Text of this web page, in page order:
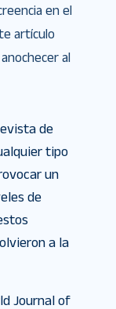
en el
artículo
al
de
tipo
un
de
a la
Journal of